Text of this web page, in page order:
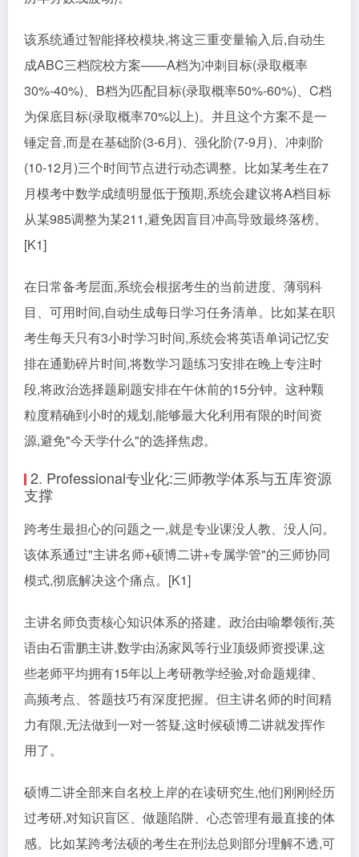
该系统通过智能择校模块,将这三重变量输入后,自动生
成ABC三档院校方案——A档为冲刺目标(录取概率
30%-40%)、B档为匹配目标(录取概率50%-60%)、C档
为保底目标(录取概率70%以上)。并且这个方案不是一
锤定音,而是在基础阶(3-6月)、强化阶(7-9月)、冲刺阶
(10-12月)三个时间节点进行动态调整。比如某考生在7
月模考中数学成绩明显低于预期,系统会建议将A档目标
从某985调整为某211,避免因盲目冲高导致最终落榜。
[K1]
在日常备考层面,系统会根据考生的当前进度、薄弱科
目、可用时间,自动生成每日学习任务清单。比如某在职
考生每天只有3小时学习时间,系统会将英语单词记忆安
排在通勤碎片时间,将数学习题练习安排在晚上专注时
段,将政治选择题刷题安排在午休前的15分钟。这种颗
粒度精确到小时的规划,能够最大化利用有限的时间资
源,避免"今天学什么"的选择焦虑。
2. Professional专业化:三师教学体系与五库资源
支撑
跨考生最担心的问题之一,就是专业课没人教、没人问。
该体系通过"主讲名师+硕博二讲+专属学管"的三师协同
模式,彻底解决这个痛点。[K1]
主讲名师负责核心知识体系的搭建。政治由喻攀领衔,英
语由石雷鹏主讲,数学由汤家凤等行业顶级师资授课,这
些老师平均拥有15年以上考研教学经验,对命题规律、
高频考点、答题技巧有深度把握。但主讲名师的时间精
力有限,无法做到一对一答疑,这时候硕博二讲就发挥作
用了。
硕博二讲全部来自名校上岸的在读研究生,他们刚刚经历
过考研,对知识盲区、做题陷阱、心态管理有最直接的体
感。比如某跨考法硕的考生在刑法总则部分理解不透,可